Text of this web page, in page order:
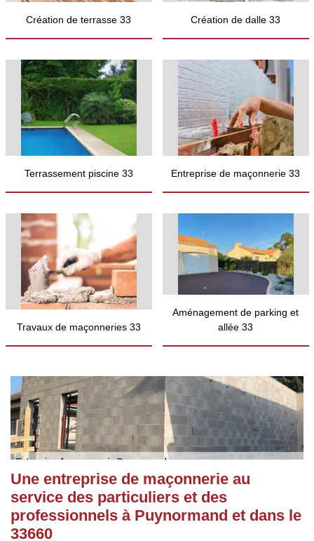
Création de terrasse 33 Création de dalle 33
Terrassement piscine 33 Entreprise de maçonnerie 33
Travaux de maçonneries 33
Aménagement de parking et
allée 33
Une entreprise de maçonnerie au
service des particuliers et des
professionnels à Puynormand et dans le
33660